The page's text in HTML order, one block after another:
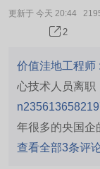
更新于 今天 20:44
2
价值洼地工程师 :
心技术人员离职
行价110.00元
亿，今年又130
资合伙企业：汤
年很多的央国企
持量还比较大，